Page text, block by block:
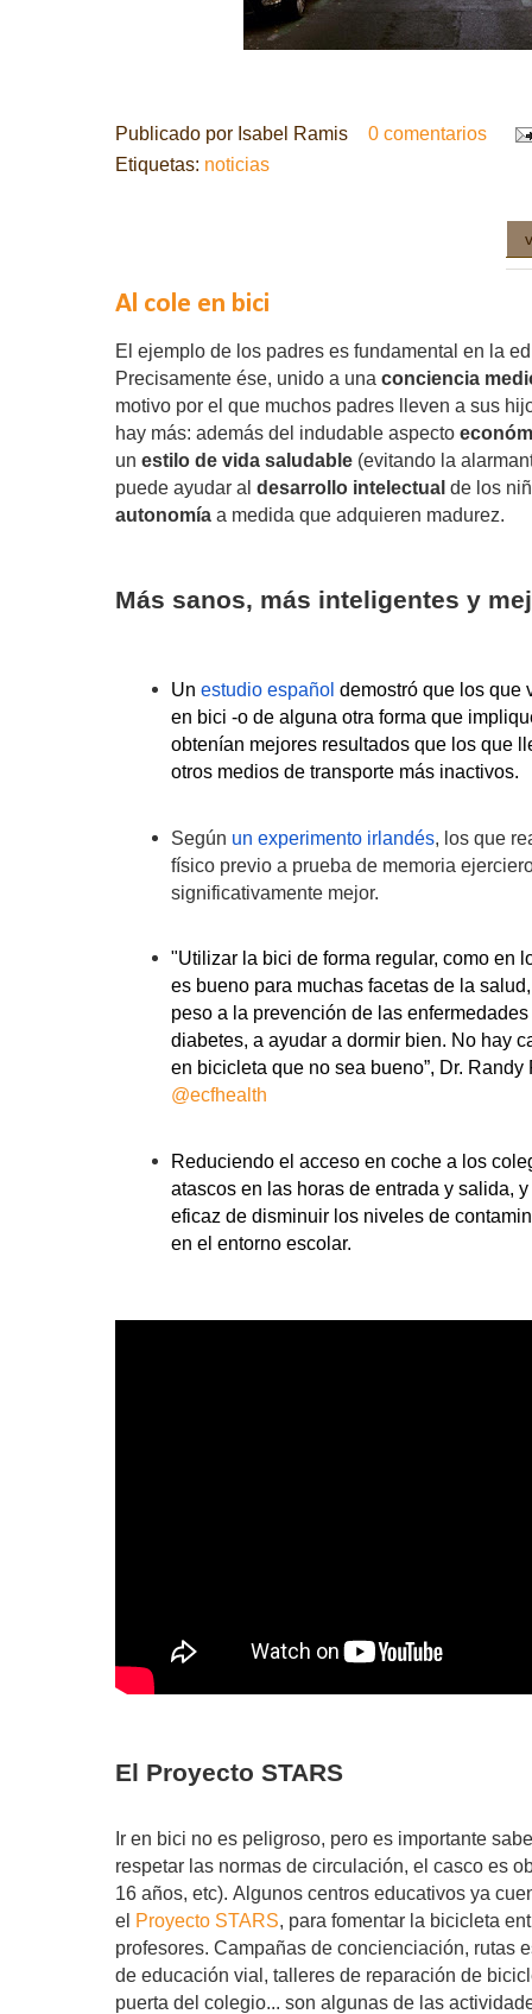
Publicado por Isabel Ramis
0 comentarios
Etiquetas: noticias
Al cole en bici
El ejemplo de los padres es fundamental en la
Precisamente ése, unido a una conciencia
motivo por el que muchos padres lleven a sus
hay más: además del indudable aspecto
un estilo de vida saludable (evitando la
puede ayudar al desarrollo intelectual de los
autonomía a medida que adquieren madurez.
Más sanos, más inteligentes y
Unestudio español demostró que los que
en bici -o de alguna otra forma que
obtenían mejores resultados que los que
otros medios de transporte más inactivos.
Según un experimento irlandés, los que
físico previo a prueba de memoria
significativamente mejor.
"Utilizar la bici de forma regular, como en
es bueno para muchas facetas de la
peso a la prevención de las
diabetes, a ayudar a dormir bien. No hay
en bicicleta que no sea bueno”, Dr.
@ecfhealth
Reduciendo el acceso en coche a los
atascos en las horas de entrada y salida,
eficaz de disminuir los niveles de
en el entorno escolar.
El Proyecto STARS
Ir en bici no es peligroso, pero es importante
respetar las normas de circulación, el casco es
16 años, etc). Algunos centros educativos ya
el Proyecto STARS, para fomentar la bicicleta
profesores. Campañas de concienciación, rutas
de educación vial, talleres de reparación de
puerta del colegio... son algunas de las